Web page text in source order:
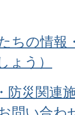
ちの情報
ょう）
防災関連